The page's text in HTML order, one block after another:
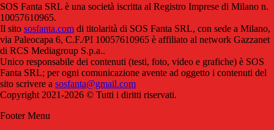
SOS Fanta SRL è una società iscritta al Registro Imprese di Milano n.
10057610965.
Il sito sosfanta.com di titolarità di SOS Fanta SRL, con sede a Milano,
via Paleocapa 6, C.F./PI 10057610965 è affiliato al network Gazzanet
di RCS Mediagroup S.p.a..
Unico responsabile dei contenuti (testi, foto, video e grafiche) è SOS
Fanta SRL; per ogni comunicazione avente ad oggetto i contenuti del
sito scrivere a sosfanta@gmail.com
Copyright 2021-2026 © Tutti i diritti riservati.
Footer Menu